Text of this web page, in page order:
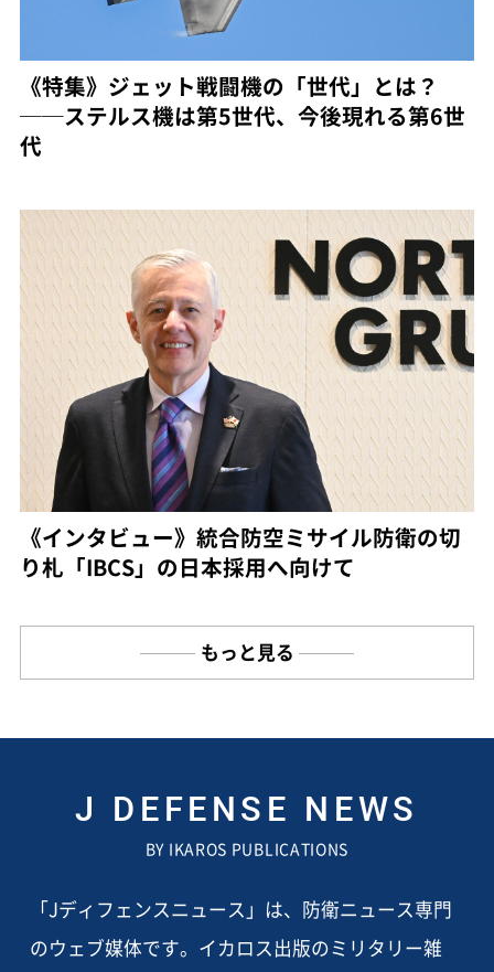
《特集》ジェット戦闘機の「世代」とは？
──ステルス機は第5世代、今後現れる第6世
代
《インタビュー》統合防空ミサイル防衛の切
り札「IBCS」の日本採用へ向けて
もっと見る
J DEFENSE NEWS
BY IKAROS PUBLICATIONS
「Jディフェンスニュース」は、防衛ニュース専門
のウェブ媒体です。イカロス出版のミリタリー雑